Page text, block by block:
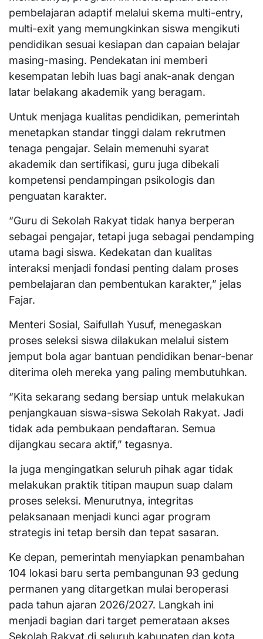
pembelajaran adaptif melalui skema multi-entry,
multi-exit yang memungkinkan siswa mengikuti
pendidikan sesuai kesiapan dan capaian belajar
masing-masing. Pendekatan ini memberi
kesempatan lebih luas bagi anak-anak dengan
latar belakang akademik yang beragam.
Untuk menjaga kualitas pendidikan, pemerintah
menetapkan standar tinggi dalam rekrutmen
tenaga pengajar. Selain memenuhi syarat
akademik dan sertifikasi, guru juga dibekali
kompetensi pendampingan psikologis dan
penguatan karakter.
“Guru di Sekolah Rakyat tidak hanya berperan
sebagai pengajar, tetapi juga sebagai pendamping
utama bagi siswa. Kedekatan dan kualitas
interaksi menjadi fondasi penting dalam proses
pembelajaran dan pembentukan karakter,” jelas
Fajar.
Menteri Sosial, Saifullah Yusuf, menegaskan
proses seleksi siswa dilakukan melalui sistem
jemput bola agar bantuan pendidikan benar-benar
diterima oleh mereka yang paling membutuhkan.
“Kita sekarang sedang bersiap untuk melakukan
penjangkauan siswa-siswa Sekolah Rakyat. Jadi
tidak ada pembukaan pendaftaran. Semua
dijangkau secara aktif,” tegasnya.
Ia juga mengingatkan seluruh pihak agar tidak
melakukan praktik titipan maupun suap dalam
proses seleksi. Menurutnya, integritas
pelaksanaan menjadi kunci agar program
strategis ini tetap bersih dan tepat sasaran.
Ke depan, pemerintah menyiapkan penambahan
104 lokasi baru serta pembangunan 93 gedung
permanen yang ditargetkan mulai beroperasi
pada tahun ajaran 2026/2027. Langkah ini
menjadi bagian dari target pemerataan akses
Sekolah Rakyat di seluruh kabupaten dan kota